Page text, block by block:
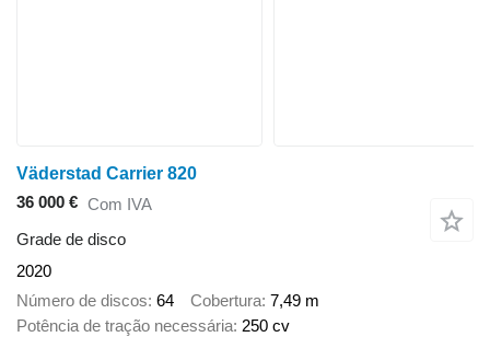
Väderstad Carrier 820
36 000 € Com IVA
Grade de disco
2020
Número de discos 64 Cobertura 7,49 m
Potência de tração necessária 250 cv